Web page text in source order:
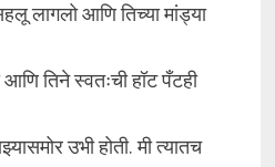
लागलो आणि तिच्या मांड्या
तिने स्वतःची हॉट पँटही
उभी होती. मी त्यातच